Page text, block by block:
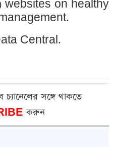
websites on healthy
Central.
সঙ্গে থাকতে
করুন